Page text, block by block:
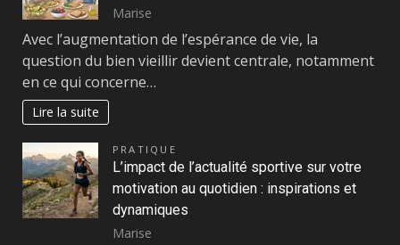
Marise
Avec l’augmentation de l’espérance de vie, la
question du bien vieillir devient centrale, notamment
en ce qui concerne…
Lire la suite
PRATIQUE
L’impact de l’actualité sportive sur votre
motivation au quotidien : inspirations et
dynamiques
Marise